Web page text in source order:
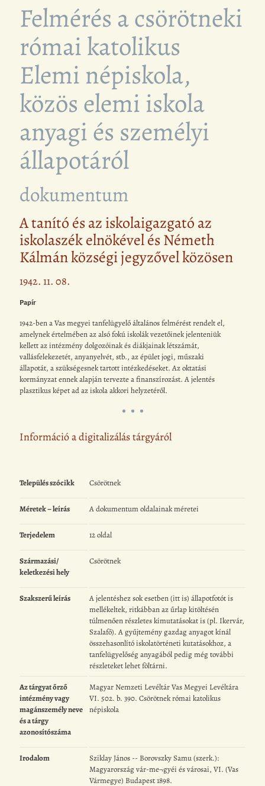
Felmérés a csörötneki
római katolikus
Elemi népiskola,
közös elemi iskola
anyagi és személyi
állapotáról
dokumentum
A tanító és az iskolaigazgató az
iskolaszék elnökével és Németh
Kálmán községi jegyzővel közösen
1942. 11. 08.
Papír
1942-ben a Vas megyei tanfelügyelő általános felmérést rendelt el,
amelynek értelmében az alsó fokú iskolák vezetőinek jelenteniük
kellett az intézmény dolgozóinak és diákjainak létszámát,
vallásfelekezetét, anyanyelvét, stb., az épület jogi, műszaki
állapotát, a szükségesnek tartott intézkedéseket. Az oktatási
kormányzat ennek alapján tervezte a finanszírozást. A jelentés
plasztikus képet ad az iskola akkori helyzetéről.
Információ a digitalizálás tárgyáról
Település szócikk Csörötnek
Méretek – leírás A dokumentum oldalainak méretei
Terjedelem 12 oldal
Származási/
keletkezési hely
Csörötnek
Szakszerű leírás
A jelentéshez sok esetben (itt is) állapotfotót is
mellékeltek, ritkábban az űrlap kitöltésén
túlmenően részletes kimutatásokat is (pl. Ikervár,
Szalafő). A gyűjtemény gazdag anyagot kínál
összehasonlító iskolatörténeti kutatásokhoz, a
tanfelügyelőség anyagából pedig még további
részleteket lehet föltárni.
Az tárgyat őrző
intézmény vagy
magánszemély neve
és a tárgy
azonosítószáma
Magyar Nemzeti Levéltár Vas Megyei Levéltára
VI. 502. b. 390. Csörötnek római katolikus
népiskola
Irodalom
Sziklay János -- Borovszky Samu (szerk.):
Magyarország vár-me¬gyéi és városai, VI. (Vas
Vármegye) Budapest 1898.